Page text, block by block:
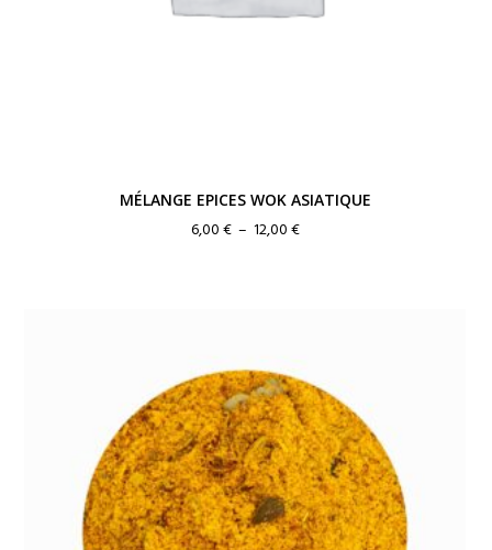
MÉLANGE EPICES WOK ASIATIQUE
6,00€ – 12,00€Plage